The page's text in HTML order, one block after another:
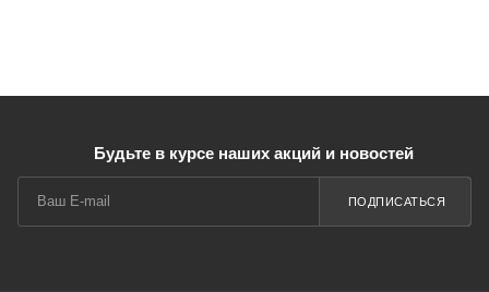
Будьте в курсе наших акций и новостей
ПОДПИСАТЬСЯ